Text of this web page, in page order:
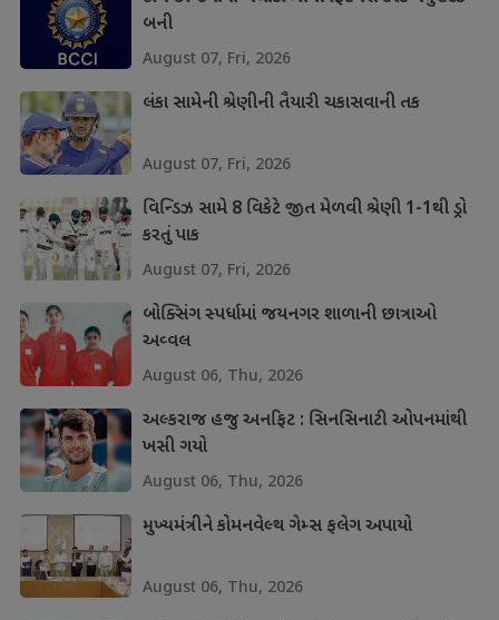
બની
August 07, Fri, 2026
લંકા સામેની શ્રેણીની તૈયારી ચકાસવાની તક
August 07, Fri, 2026
વિન્ડિઝ સામે 8 વિકેટે જીત મેળવી શ્રેણી 1-1થી ડ્રો
કરતું પાક
August 07, Fri, 2026
બોક્સિંગ સ્પર્ધામાં જયનગર શાળાની છાત્રાઓ
અવ્વલ
August 06, Thu, 2026
અલ્કરાજ હજુ અનફિટ : સિનસિનાટી ઓપનમાંથી
ખસી ગયો
August 06, Thu, 2026
મુખ્યમંત્રીને કોમનવેલ્થ ગેમ્સ ફલેગ અપાયો
August 06, Thu, 2026